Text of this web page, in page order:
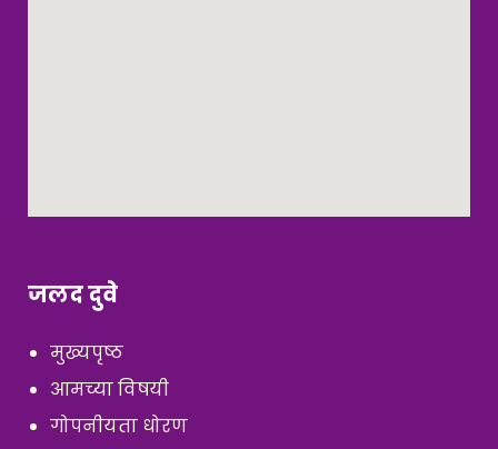
जलद दुवे
मुख्यपृष्ठ
आमच्या विषयी
गोपनीयता धोरण